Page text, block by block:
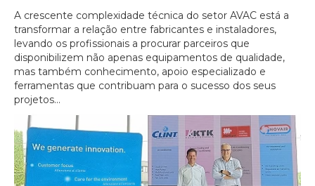
A crescente complexidade técnica do setor AVAC está a
transformar a relação entre fabricantes e instaladores,
levando os profissionais a procurar parceiros que
disponibilizem não apenas equipamentos de qualidade,
mas também conhecimento, apoio especializado e
ferramentas que contribuam para o sucesso dos seus
projetos...